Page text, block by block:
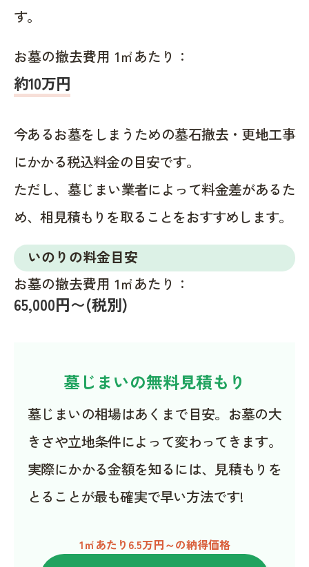
す。
お墓の撤去費用 1㎡あたり：
約10万円
今あるお墓をしまうための墓石撤去・更地工事
にかかる税込料金の目安です。
ただし、墓じまい業者によって料金差があるた
め、相見積もりを取ることをおすすめします。
いのりの料金目安
お墓の撤去費用 1㎡あたり：
65,000円〜(税別)
墓じまいの無料見積もり
墓じまいの相場はあくまで目安。お墓の大
きさや立地条件によって変わってきます。
実際にかかる金額を知るには、見積もりを
とることが最も確実で早い方法です!
1㎡あたり6.5万円～の納得価格